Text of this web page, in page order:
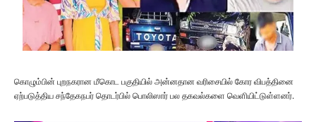
கொழும்பின் புறநகரான மீகொட பகுதியில் அன்னதான வரிசையில் கோர விபத்தினை
ஏற்படுத்திய சந்தேகநபர் தொடர்பில் பொலிஸார் பல தகவல்களை வெளியிட்டுள்ளனர்.